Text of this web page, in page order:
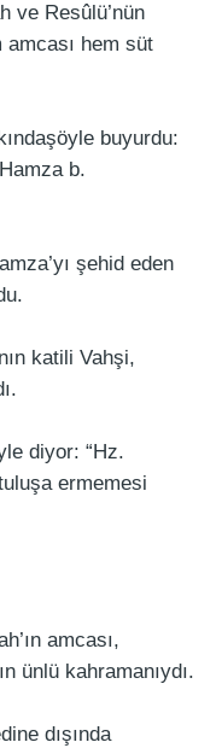
ve Resûlü’nün
amcası hem süt
buyurdu:
b.
şehid eden
katili Vahşi,
diyor: “Hz.
ermemesi
amcası,
ünlü kahramanıydı.
dışında